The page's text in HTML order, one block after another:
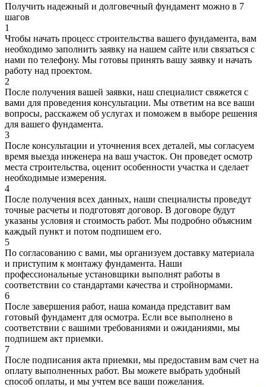
Получить надежный и долговечный фундамент можно в 7
шагов
1
Чтобы начать процесс строительства вашего фундамента, вам
необходимо заполнить заявку на нашем сайте или связаться с
нами по телефону. Мы готовы принять вашу заявку и начать
работу над проектом.
2
После получения вашей заявки, наш специалист свяжется с
вами для проведения консультации. Мы ответим на все ваши
вопросы, расскажем об услугах и поможем в выборе решения
для вашего фундамента.
3
После консультации и уточнения всех деталей, мы согласуем
время выезда инженера на ваш участок. Он проведет осмотр
места строительства, оценит особенности участка и сделает
необходимые измерения.
4
После получения всех данных, наши специалисты проведут
точные расчеты и подготовят договор. В договоре будут
указаны условия и стоимость работ. Мы подробно объясним
каждый пункт и потом подпишем его.
5
По согласованию с вами, мы организуем доставку материала
и приступим к монтажу фундамента. Наши
профессиональные установщики выполнят работы в
соответствии со стандартами качества и стройнормами.
6
После завершения работ, наша команда представит вам
готовый фундамент для осмотра. Если все выполнено в
соответствии с вашими требованиями и ожиданиями, мы
подпишем акт приемки.
7
После подписания акта приемки, мы предоставим вам счет на
оплату выполненных работ. Вы можете выбрать удобный
способ оплаты, и мы учтем все ваши пожелания.